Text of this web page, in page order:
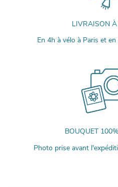
LIVRAISON À
En 4h à vélo à Paris et
BOUQUET
Photo prise avant